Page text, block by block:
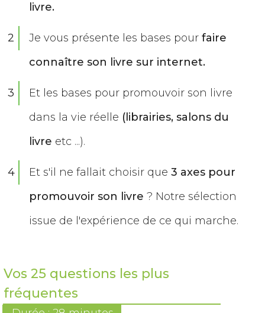
livre.
2 Je vous présente les bases pour faire
connaître son livre sur internet.
3
Et les bases pour promouvoir son livre
dans la vie réelle (librairies, salons du
livre etc ...).
4 Et s'il ne fallait choisir que 3 axes pour
promouvoir son livre ? Notre sélection
issue de l'expérience de ce qui marche.
Vos 25 questions les plus
fréquentes